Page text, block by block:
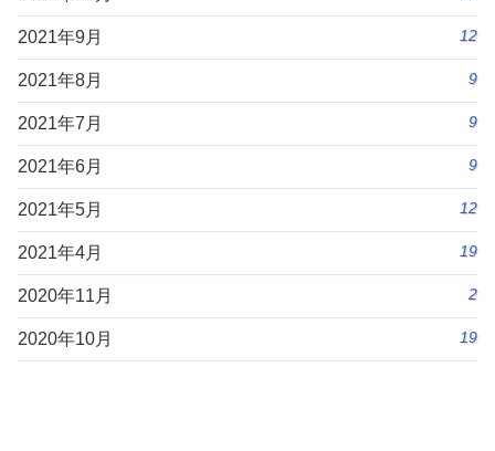
2021年9月 12
2021年8月 9
2021年7月 9
2021年6月 9
2021年5月 12
2021年4月 19
2020年11月 2
2020年10月 19